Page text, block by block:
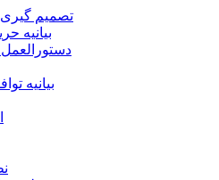
تصمیم گیری
بیانیه
بیانیه